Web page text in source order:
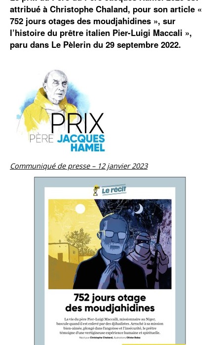
attribué́ à Christophe Chaland, pour son article «
752 jours otages des moudjahidines », sur
l’histoire du prêtre italien Pier-Luigi Maccali »,
paru dans Le Pèlerin du 29 septembre 2022.
Communiqué de presse – 12 janvier 2023